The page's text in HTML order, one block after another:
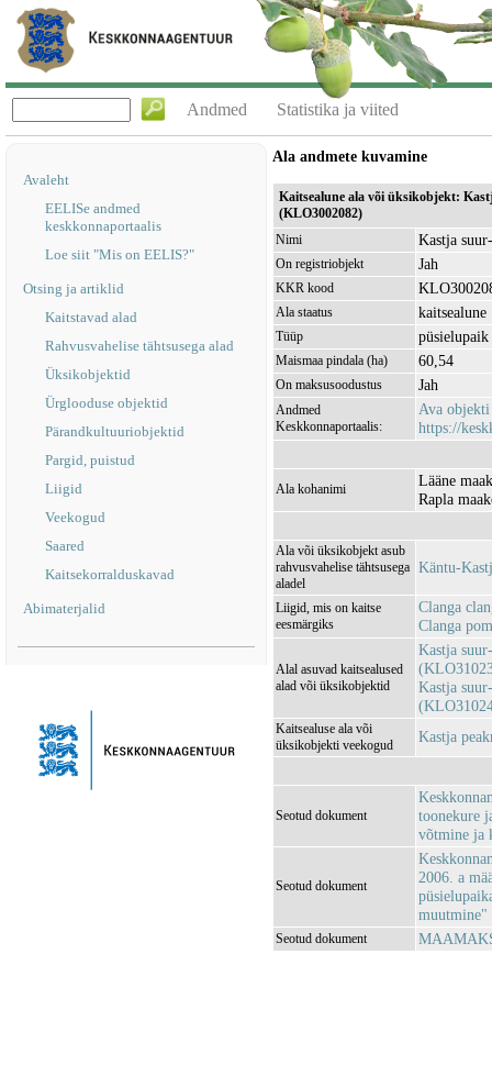
Andmed Statistika ja viited
Avaleht
EELISe andmed
keskkonnaportaalis
Loe siit "Mis on EELIS?"
Otsing ja artiklid
Kaitstavad alad
Rahvusvahelise tähtsusega alad
Üksikobjektid
Ürglooduse objektid
Pärandkultuuriobjektid
Pargid, puistud
Liigid
Veekogud
Saared
Kaitsekorralduskavad
Abimaterjalid
Ala andmete kuvamine
Kaitsealune ala või üksikobjekt:
(KLO3002082)
Nimi
Kastja
On registriobjekt Jah
KKR kood
Ala staatus kaitsealune
Tüüp püsielupaik
Maismaa pindala (ha) 60,54
On maksusoodustus Jah
Andmed
Keskkonnaportaalis:
Ava objekti
https://
Ala kohanimi
Lääne
Rapla
Ala või üksikobjekt asub
rahvusvahelise tähtsusega
aladel
Käntu-
Liigid, mis on kaitse
eesmärgiks
Clanga
Clanga
Alal asuvad kaitsealused
alad või üksikobjektid
Kastja
Kastja
Kaitsealuse ala või
üksikobjekti veekogud
Kastja
Seotud dokument
toonekure
võtmine ja
Seotud dokument
2006. a
Seotud dokument